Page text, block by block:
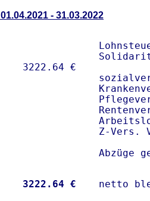
- 31.03.2022
Z-
Abzüge
3222.64 €